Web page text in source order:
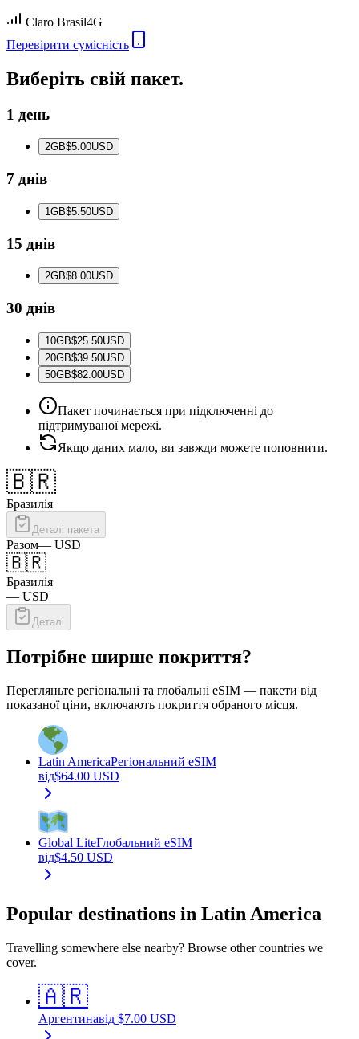
Claro Brasil4G
Перевірити сумісність
Виберіть свій пакет.
1 день
2GB$5.00USD
7 днів
1 GB$5.50USD
15 днів
2GB$8.00USD
30 днів
10GB$25.50USD
20GB$39.50USD
50GB$82.00USD
Пакет починається при підключенні до
підтримуваної мережі.
Якщо даних мало, ви завжди можете поповнити.
🇧🇷
Бразилія
Деталі пакета
Разом— USD
🇧🇷
Бразилія
— USD
Деталі
Потрібне ширше покриття?
Перегляньте регіональні та глобальні eSIM — пакети від
показаної ціни, включають покриття обраного місця.
Latin AmericaРегіональний eSIM
від$64.00 USD
Global LiteГлобальний eSIM
від$4.50 USD
Popular destinations in Latin America
Travelling somewhere else nearby? Browse other countries we
cover.
🇦🇷
Аргентинавід $7.00 USD